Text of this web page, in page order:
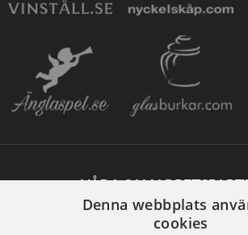
VÅRA
Denna webbplats
cookies